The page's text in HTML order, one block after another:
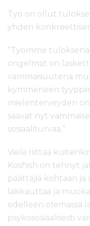
Työ on ollut
yhden
”Työmme
ongelmat on
vammaisuutena
kymmeneen
mielenterveyden
saavat nyt
sosiaaliturvaa.”
Vielä riittää
Koshish on tehnyt
päättäjiä kohtaan
lakkauttaa ja
edelleen olemassa
psykososiaalisesti